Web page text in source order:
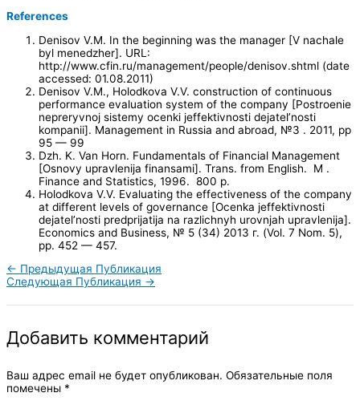
References
Denisov V.M. In the beginning was the manager [V nachale
byl menedzher]. URL:
http://www.cfin.ru/management/people/denisov.shtml (date
accessed: 01.08.2011)
Denisov V.M., Holodkova V.V. construction of continuous
performance evaluation system of the company [Postroenie
nepreryvnoj sistemy ocenki jeffektivnosti dejatel’nosti
kompanii]. Management in Russia and abroad, №3 . 2011, pp
95 — 99
Dzh. K. Van Horn. Fundamentals of Financial Management
[Osnovy upravlenija finansami]. Trans. from English. M .
Finance and Statistics, 1996. 800 p.
Holodkova V.V. Evaluating the effectiveness of the company
at different levels of governance [Ocenka jeffektivnosti
dejatel’nosti predprijatija na razlichnyh urovnjah upravlenija].
Economics and Business, № 5 (34) 2013 г. (Vol. 7 Nom. 5),
pp. 452 — 457.
← Предыдущая Публикация
Следующая Публикация →
Добавить комментарий
Ваш адрес email не будет опубликован. Обязательные поля
помечены *